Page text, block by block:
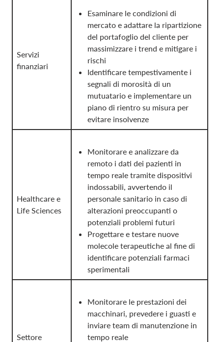
Servizi
finanziari
Esaminare le condizioni di
mercato e adattare la ripartizione
del portafoglio del cliente per
massimizzare i trend e mitigare i
rischi
Identificare tempestivamente i
segnali di morosità di un
mutuatario e implementare un
piano di rientro su misura per
evitare insolvenze
Healthcare e
Life Sciences
Monitorare e analizzare da
remoto i dati dei pazienti in
tempo reale tramite dispositivi
indossabili, avvertendo il
personale sanitario in caso di
alterazioni preoccupanti o
potenziali problemi futuri
Progettare e testare nuove
molecole terapeutiche al fine di
identificare potenziali farmaci
sperimentali
Settore
Monitorare le prestazioni dei
macchinari, prevedere i guasti e
inviare team di manutenzione in
tempo reale